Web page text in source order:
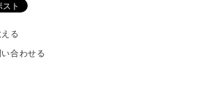
る
合わせる